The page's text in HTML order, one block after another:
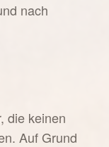
nach
die keinen
Auf Grund